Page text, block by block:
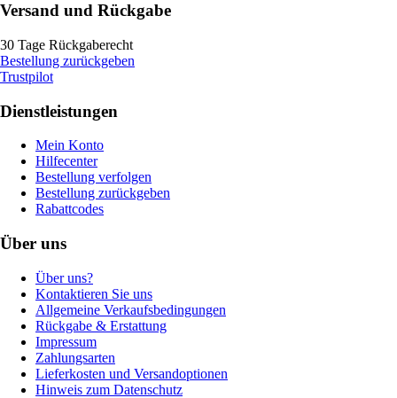
Versand und Rückgabe
30 Tage Rückgaberecht
Bestellung zurückgeben
Trustpilot
Dienstleistungen
Mein Konto
Hilfecenter
Bestellung verfolgen
Bestellung zurückgeben
Rabattcodes
Über uns
Über uns?
Kontaktieren Sie uns
Allgemeine Verkaufsbedingungen
Rückgabe & Erstattung
Impressum
Zahlungsarten
Lieferkosten und Versandoptionen
Hinweis zum Datenschutz